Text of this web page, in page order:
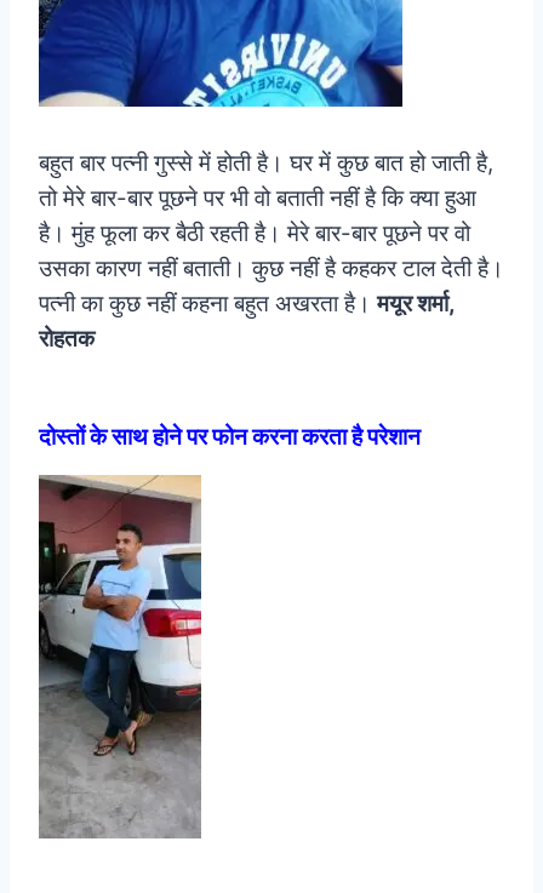
बहुत बार पत्नी गुस्से में होती है। घर में कुछ बात हो जाती है,
तो मेरे बार-बार पूछने पर भी वो बताती नहीं है कि क्या हुआ
है। मुंह फूला कर बैठी रहती है। मेरे बार-बार पूछने पर वो
उसका कारण नहीं बताती। कुछ नहीं है कहकर टाल देती है।
पत्नी का कुछ नहीं कहना बहुत अखरता है।मयूर शर्मा,
रोहतक
दोस्तों के साथ होने पर फोन करना करता है परेशान